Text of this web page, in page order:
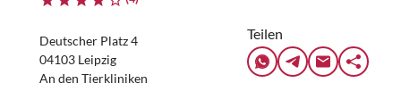
Deutscher Platz 4
04103 Leipzig
An den Tierkliniken
Teilen